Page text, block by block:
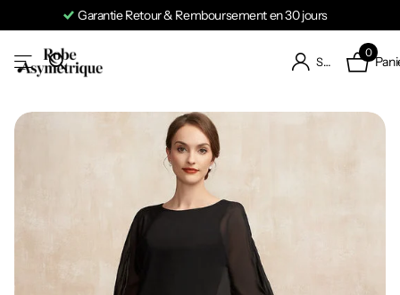
Garantie Retour & Remboursement en 30 jours
S'identifier
0